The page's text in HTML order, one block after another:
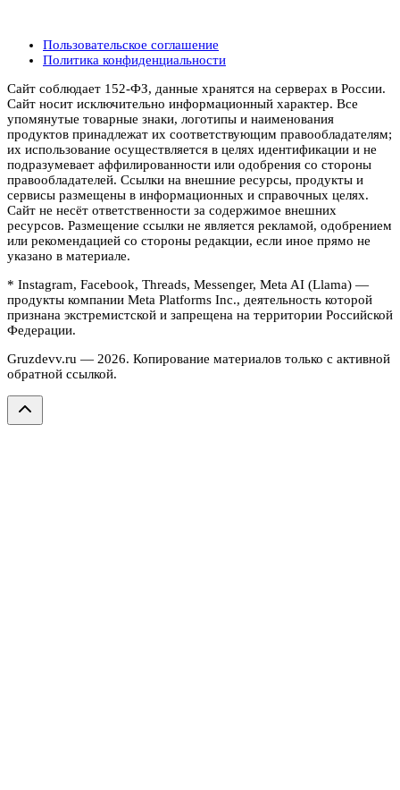
Пользовательское соглашение
Политика конфиденциальности
Сайт соблюдает 152-ФЗ, данные хранятся на серверах в России.
Сайт носит исключительно информационный характер. Все
упомянутые товарные знаки, логотипы и наименования
продуктов принадлежат их соответствующим правообладателям;
их использование осуществляется в целях идентификации и не
подразумевает аффилированности или одобрения со стороны
правообладателей. Ссылки на внешние ресурсы, продукты и
сервисы размещены в информационных и справочных целях.
Сайт не несёт ответственности за содержимое внешних
ресурсов. Размещение ссылки не является рекламой, одобрением
или рекомендацией со стороны редакции, если иное прямо не
указано в материале.
* Instagram, Facebook, Threads, Messenger, Meta AI (Llama) —
продукты компании Meta Platforms Inc., деятельность которой
признана экстремистской и запрещена на территории Российской
Федерации.
Gruzdevv.ru — 2026. Копирование материалов только с активной
обратной ссылкой.